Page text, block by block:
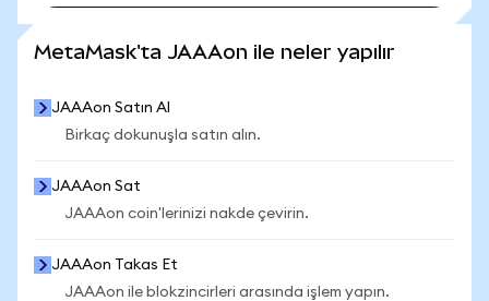
MetaMask'ta JAAAon ile neler yapılır
JAAAon Satın Al
Birkaç dokunuşla satın alın.
JAAAon Sat
JAAAon coin'lerinizi nakde çevirin.
JAAAon Takas Et
JAAAon ile blokzincirleri arasında işlem yapın.